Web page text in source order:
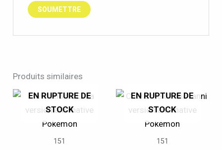
Produits similaires
EN RUPTURE DE
STOCK
151
EN RUPTURE DE
STOCK
151